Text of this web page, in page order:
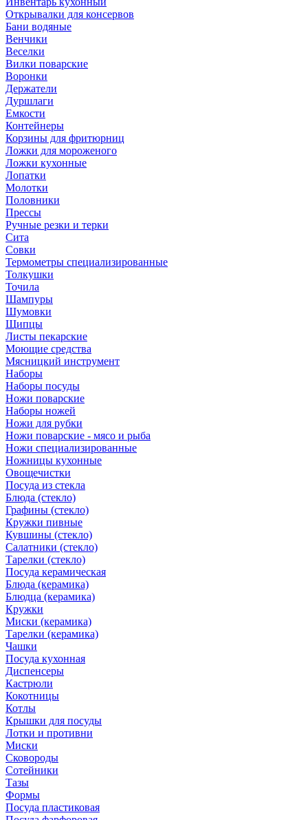
Открывалки для консервов
Бани водяные
Венчики
Веселки
Вилки поварские
Воронки
Держатели
Дуршлаги
Емкости
Контейнеры
Корзины для фритюрниц
Ложки для мороженого
Ложки кухонные
Лопатки
Молотки
Половники
Прессы
Ручные резки и терки
Сита
Совки
Термометры специализированные
Толкушки
Точила
Шампуры
Шумовки
Щипцы
Листы пекарские
Моющие средства
Мясницкий инструмент
Наборы
Наборы посуды
Ножи поварские
Наборы ножей
Ножи для рубки
Ножи поварские - мясо и рыба
Ножи специализированные
Ножницы кухонные
Овощечистки
Посуда из стекла
Блюда (стекло)
Графины (стекло)
Кружки пивные
Кувшины (стекло)
Салатники (стекло)
Тарелки (стекло)
Посуда керамическая
Блюда (керамика)
Блюдца (керамика)
Кружки
Миски (керамика)
Тарелки (керамика)
Чашки
Посуда кухонная
Диспенсеры
Кастрюли
Кокотницы
Котлы
Крышки для посуды
Лотки и противни
Миски
Сковороды
Сотейники
Тазы
Формы
Посуда пластиковая